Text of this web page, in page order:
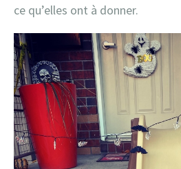
ce qu’elles ont à donner.